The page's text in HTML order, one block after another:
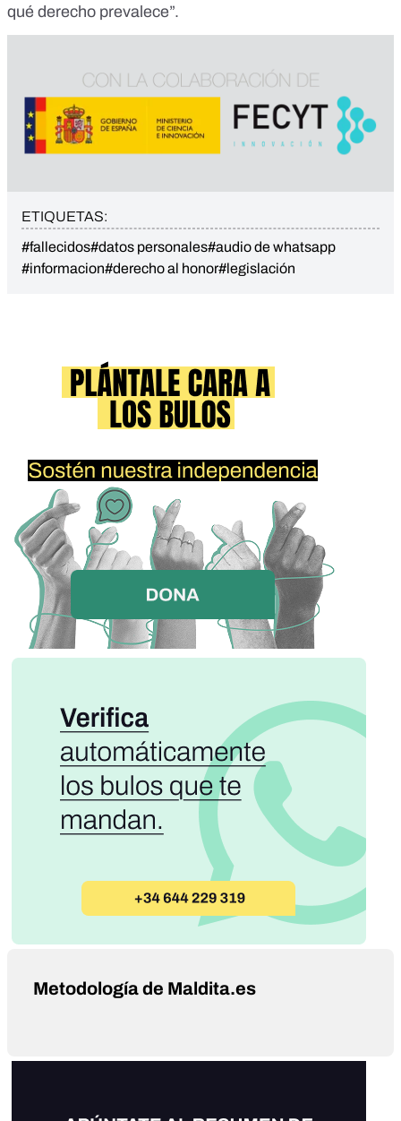
qué derecho prevalece”.
ETIQUETAS:
#fallecidos#datos personales#audio de whatsapp
#informacion#derecho al honor#legislación
Metodología de Maldita.es